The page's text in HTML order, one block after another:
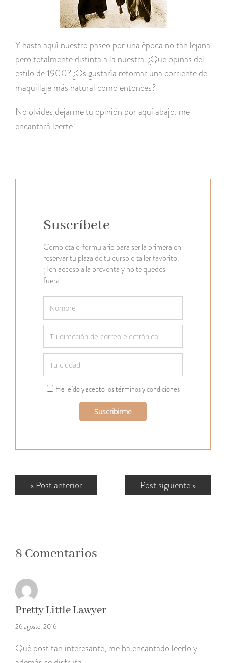
Y hasta aquí nuestro paseo por una época no tan lejana
pero totalmente distinta a la nuestra. ¿Que opinas del
estilo de 1900? ¿Os gustaría retomar una corriente de
maquillaje más natural como entonces?
No olvides dejarme tu opinión por aquí abajo, me
encantará leerte!
Suscríbete
Completa el formulario para ser la primera en
reservar tu plaza de tu curso o taller favorito.
¡Ten acceso a la preventa y no te quedes
fuera!
He leído y acepto los términos y condiciones
« Post anterior Post siguiente»
8 Comentarios
Pretty Little Lawyer
26 agosto, 2016
Qué post tan interesante, me ha encantado leerlo y